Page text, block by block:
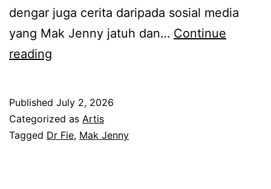
dengar juga cerita daripada sosial media
yang Mak Jenny jatuh dan… Continue
reading
u
n
Published July 2, 2026
Categorized as Artis
Tagged Dr Fie, Mak Jenny